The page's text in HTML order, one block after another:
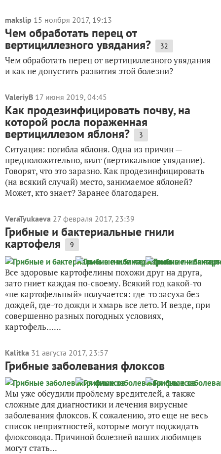
makslip 15 ноября 2017, 19:13
Чем обработать перец от
вертициллезного увядания? 32
Чем обработать перец от вертициллезного увядания
и как не допустить развития этой болезни?
ValeriyB 17 июня 2019, 04:45
Как продезинфицировать почву, на
которой росла пораженная
вертициллезом яблоня? 3
Ситуация: погибла яблоня. Одна из причин —
предположительно, вилт (вертикальное увядание).
Говорят, что это заразно. Как продезинфицировать
(на всякий случай) место, занимаемое яблоней?
Может, кто знает? Заранее благодарен.
VeraTyukaeva 27 февраля 2017, 23:39
Грибные и бактериальные гнили
картофеля 9
Все здоровые картофелины похожи друг на друга,
зато гниет каждая по-своему. Всякий год какой-то
«не картофельный» получается: где-то засуха без
дождей, где-то дожди и хмарь все лето. И везде, при
совершенно разных погодных условиях,
картофель…...
Kalitka 31 августа 2017, 23:57
Грибные заболевания флоксов
Мы уже обсудили проблему вредителей, а также
сложные для диагностики и лечения вирусные
заболевания флоксов. К сожалению, это еще не весь
список неприятностей, которые могут поджидать
флоксовода. Причиной болезней ваших любимцев
могут стать...